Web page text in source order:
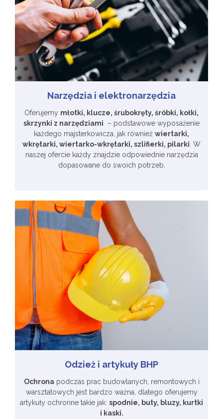
Narzędzia i elektronarzędzia
Oferujemy młotki, klucze, śrubokręty, śróbki, kołki,
skrzynki z narzędziami – podstawowe wyposażenie
każdego majsterkowicza, jak również wiertarki,
wkrętarki, wiertarko-wkrętarki, szlifierki, pilarki. W
naszej ofercie każdy znajdzie odpowiednie narzędzia
dopasowane do swoich potrzeb.
Odzież i artykuły BHP
Ochronapodczas prac budowlanych, remontowych i
warsztatowych jest bardzo ważna, dlatego oferujemy
artykuły ochronne takie jak: spodnie, buty, bluzy, kurtki
i kaski.